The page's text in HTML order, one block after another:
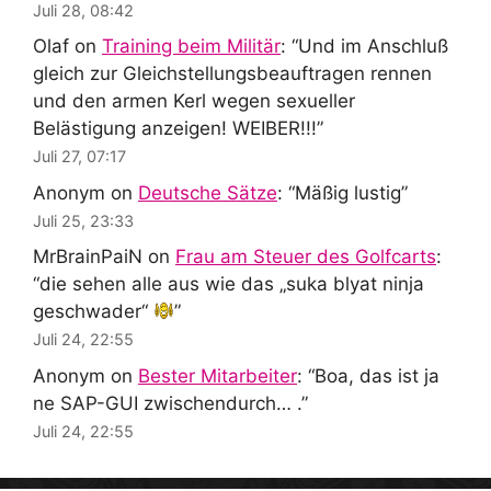
Juli 28, 08:42
Olaf on Training beim Militär: “Und im Anschluß
gleich zur Gleichstellungsbeauftragen rennen
und den armen Kerl wegen sexueller
Belästigung anzeigen! WEIBER!!!”
Juli 27, 07:17
Anonym on Deutsche Sätze: “Mäßig lustig”
Juli 25, 23:33
MrBrainPaiN on Frau am Steuer des Golfcarts:
“die sehen alle aus wie das „suka blyat ninja
geschwader“
”
Juli 24, 22:55
Anonym on Bester Mitarbeiter: “Boa, das ist ja
ne SAP-GUI zwischendurch… .”
Juli 24, 22:55